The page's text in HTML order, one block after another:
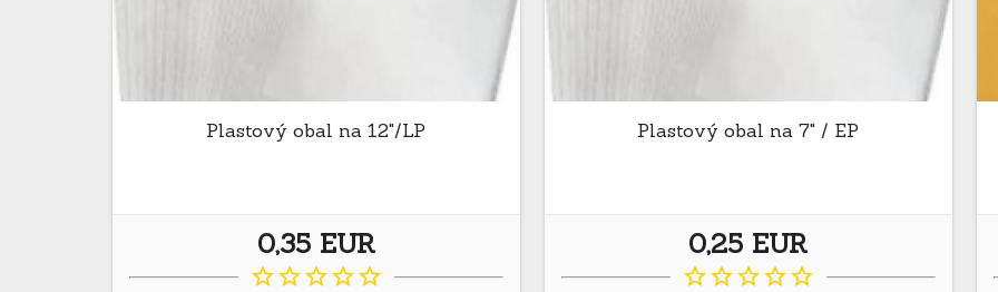
Plastový obal na 12"/LP
0,35 EUR
star_borderstar_borderstar_borderstar_borderstar_border
Plastový obal na 7" / EP
0,25 EUR
star_borderstar_borderstar_borderstar_borderstar_border